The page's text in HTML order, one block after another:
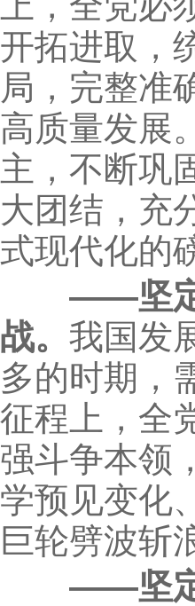
开拓进取，
局，完整准
高质量发展
主，不断巩
大团结，充
式现代化的
——坚定
战。 我国发
多的时期，
征程上，全
强斗争本领
学预见变化
巨轮劈波斩
——坚定